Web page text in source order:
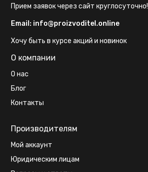
Прием заявок через сайт круглосуточно!
Email: info@proizvoditel.online
Хочу быть в курсе акций и новинок
О компании
О нас
Блог
Контакты
Производителям
Мой аккаунт
Юридическим лицам